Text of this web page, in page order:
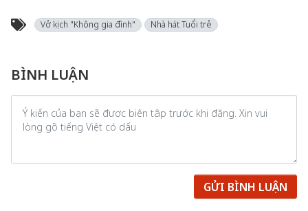
Vở kịch "Không gia đình" Nhà hát Tuổi trẻ
BÌNH LUẬN
GỬI BÌNH LUẬN